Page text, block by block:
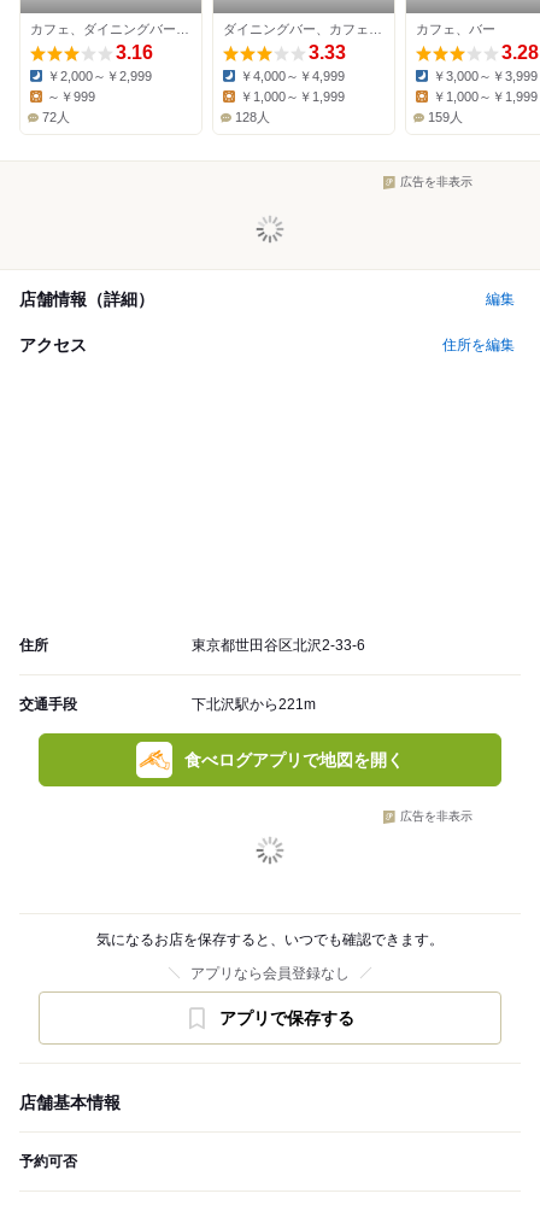
3.16
Dinner:
￥2,000～￥2,999
Lunch:
～￥999
72人
DINING RAINBOW
3.33
Dinner:
￥4,000～￥4,999
￥1,000～￥1,999
128人
カフェ、バー
3.28
Dinner:
￥3,000～￥3,999
￥1,000～￥1,999
159人
広告を非表示
店舗情報（詳細） 編集
アクセス 住所を編集
住所 東京都世田谷区北沢2-33-6
交通手段 下北沢駅から221m
食べログアプリで地図を開く
広告を非表示
気になるお店を保存すると、いつでも確認できます。
アプリなら会員登録なし
アプリで保存する
店舗基本情報
予約可否